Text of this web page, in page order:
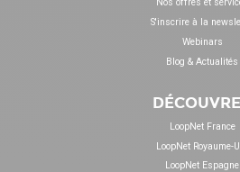
S'inscrire à la
Webinars
Blog & Actualités
LoopNet France
LoopNet Royaume-
LoopNet Espagne